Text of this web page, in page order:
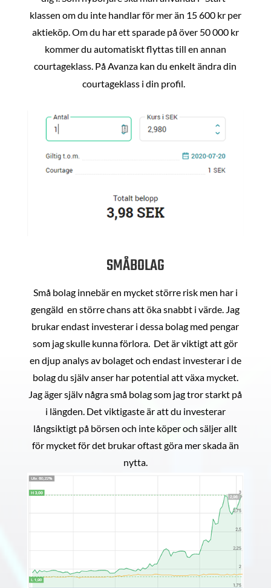
klassen om du inte handlar för mer än 15 600 kr per
aktieköp. Om du har ett sparade på över 50 000 kr
kommer du automatiskt flyttas till en annan
courtageklass. På Avanza kan du enkelt ändra din
courtageklass i din profil.
SMÅBOLAG
Små bolag innebär en mycket större risk men har i
gengäld en större chans att öka snabbt i värde. Jag
brukar endast investerar i dessa bolag med pengar
som jag skulle kunna förlora. Det är viktigt att gör
en djup analys av bolaget och endast investerar i de
bolag du själv anser har potential att växa mycket.
Jag äger själv några små bolag som jag tror starkt på
i längden. Det viktigaste är att du investerar
långsiktigt på börsen och inte köper och säljer allt
för mycket för det brukar oftast göra mer skada än
nytta.